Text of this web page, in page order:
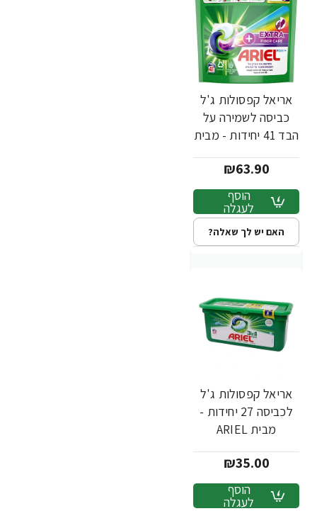
אריאל קפסולות ג'ל
כביסה לשמירה על
הבד 41 יחידות - מבית
₪63.90
הוסף
לעגלה
האם יש לך שאלה?
אריאל קפסולות ג'ל
לכביסה 27 יחידות -
מבית ARIEL
₪35.00
הוסף
לעגלה